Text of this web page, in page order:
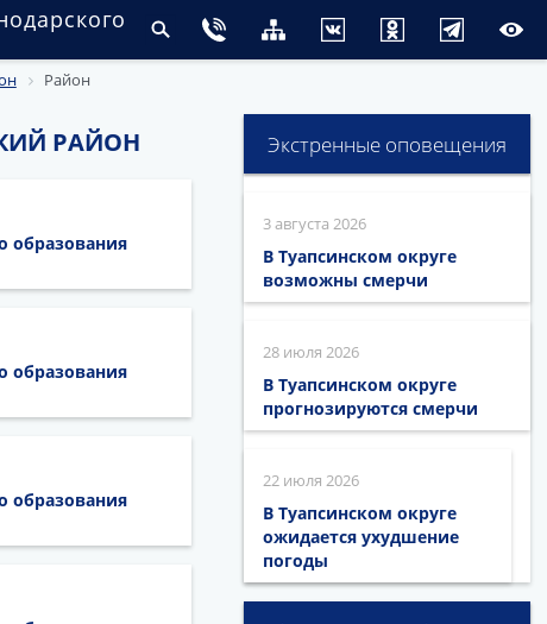
Район
РАЙОН
образования
образования
образования
Экстренные оповещения
3 августа 2026
В Туапсинском округе
возможны смерчи
28 июля 2026
В Туапсинском округе
прогнозируются смерчи
22 июля 2026
В Туапсинском округе
ожидается ухудшение
погоды